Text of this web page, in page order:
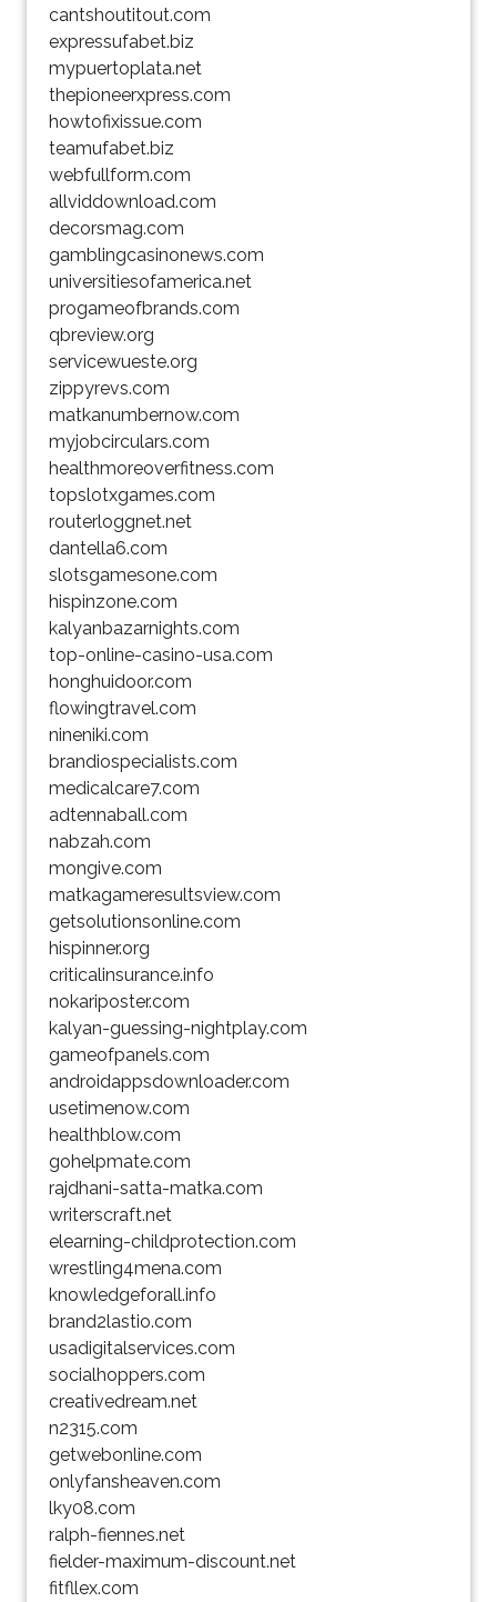
cantshoutitout.com
expressufabet.biz
mypuertoplata.net
thepioneerxpress.com
howtofixissue.com
teamufabet.biz
webfullform.com
allviddownload.com
decorsmag.com
gamblingcasinonews.com
universitiesofamerica.net
progameofbrands.com
qbreview.org
servicewueste.org
zippyrevs.com
matkanumbernow.com
myjobcirculars.com
healthmoreoverfitness.com
topslotxgames.com
routerloggnet.net
dantella6.com
slotsgamesone.com
hispinzone.com
kalyanbazarnights.com
top-online-casino-usa.com
honghuidoor.com
flowingtravel.com
nineniki.com
brandiospecialists.com
medicalcare7.com
adtennaball.com
nabzah.com
mongive.com
matkagameresultsview.com
getsolutionsonline.com
hispinner.org
criticalinsurance.info
nokariposter.com
kalyan-guessing-nightplay.com
gameofpanels.com
androidappsdownloader.com
usetimenow.com
healthblow.com
gohelpmate.com
rajdhani-satta-matka.com
writerscraft.net
elearning-childprotection.com
wrestling4mena.com
knowledgeforall.info
brand2lastio.com
usadigitalservices.com
socialhoppers.com
creativedream.net
n2315.com
getwebonline.com
onlyfansheaven.com
lky08.com
ralph-fiennes.net
fielder-maximum-discount.net
fitfllex.com